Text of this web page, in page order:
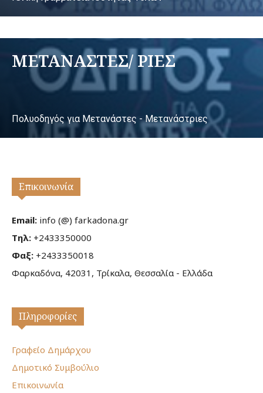
ΜΕΤΑΝΑΣΤΕΣ/ ΡΙΕΣ
Πολυοδηγός για Μετανάστες - Μετανάστριες
Επικοινωνία
Email: info (@) farkadona.gr
Τηλ: +2433350000
Φαξ: +2433350018
Φαρκαδόνα, 42031, Τρίκαλα, Θεσσαλία - Ελλάδα
Πληροφορίες
Γραφείο Δημάρχου
Δημοτικό Συμβούλιο
Επικοινωνία